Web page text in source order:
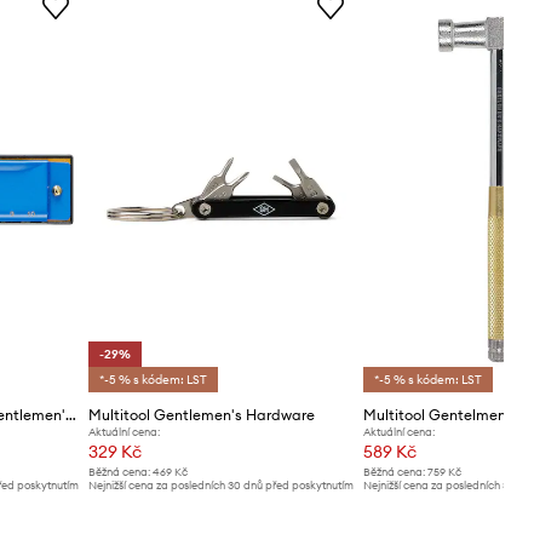
Kempingová harmonika Gentlemen's Hardware
poskytnutím
-29%
*-5 % s kódem: LST
Multitool Gentlemen's Hardware
Aktuální cena:
329 Kč
Běžná cena:469 Kč
Nejnižší cena za posledních 30 dnů před poskytnutím
*-5 % s kódem: LST
Aktuální cena:
589 Kč
Běžná cena: 759 Kč
Nejnižší cena za posledních 30 dnů